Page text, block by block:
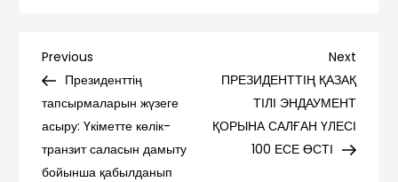
Навигация
по
записям
Previous
Post
Previous
Президенттің
тапсырмаларын жүзеге
асыру: Үкіметте көлік-
транзит саласын дамыту
бойынша қабылданып
Next
Post
Next
ПРЕЗИДЕНТТІҢ ҚАЗАҚ
ТІЛІ ЭНДАУМЕНТ
ҚОРЫНА САЛҒАН ҮЛЕСІ
100 ЕСЕ ӨСТІ